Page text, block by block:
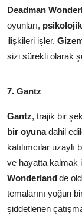
Deadman
oyunları,
ilişkileri işler.
sizi sürekli olarak
7. Gantz
Gantz, trajik bir
bir oyunadahil
katılımcılar
ve hayatta kalmak
Wonderland'de
temalarını yoğun
şiddetlenen